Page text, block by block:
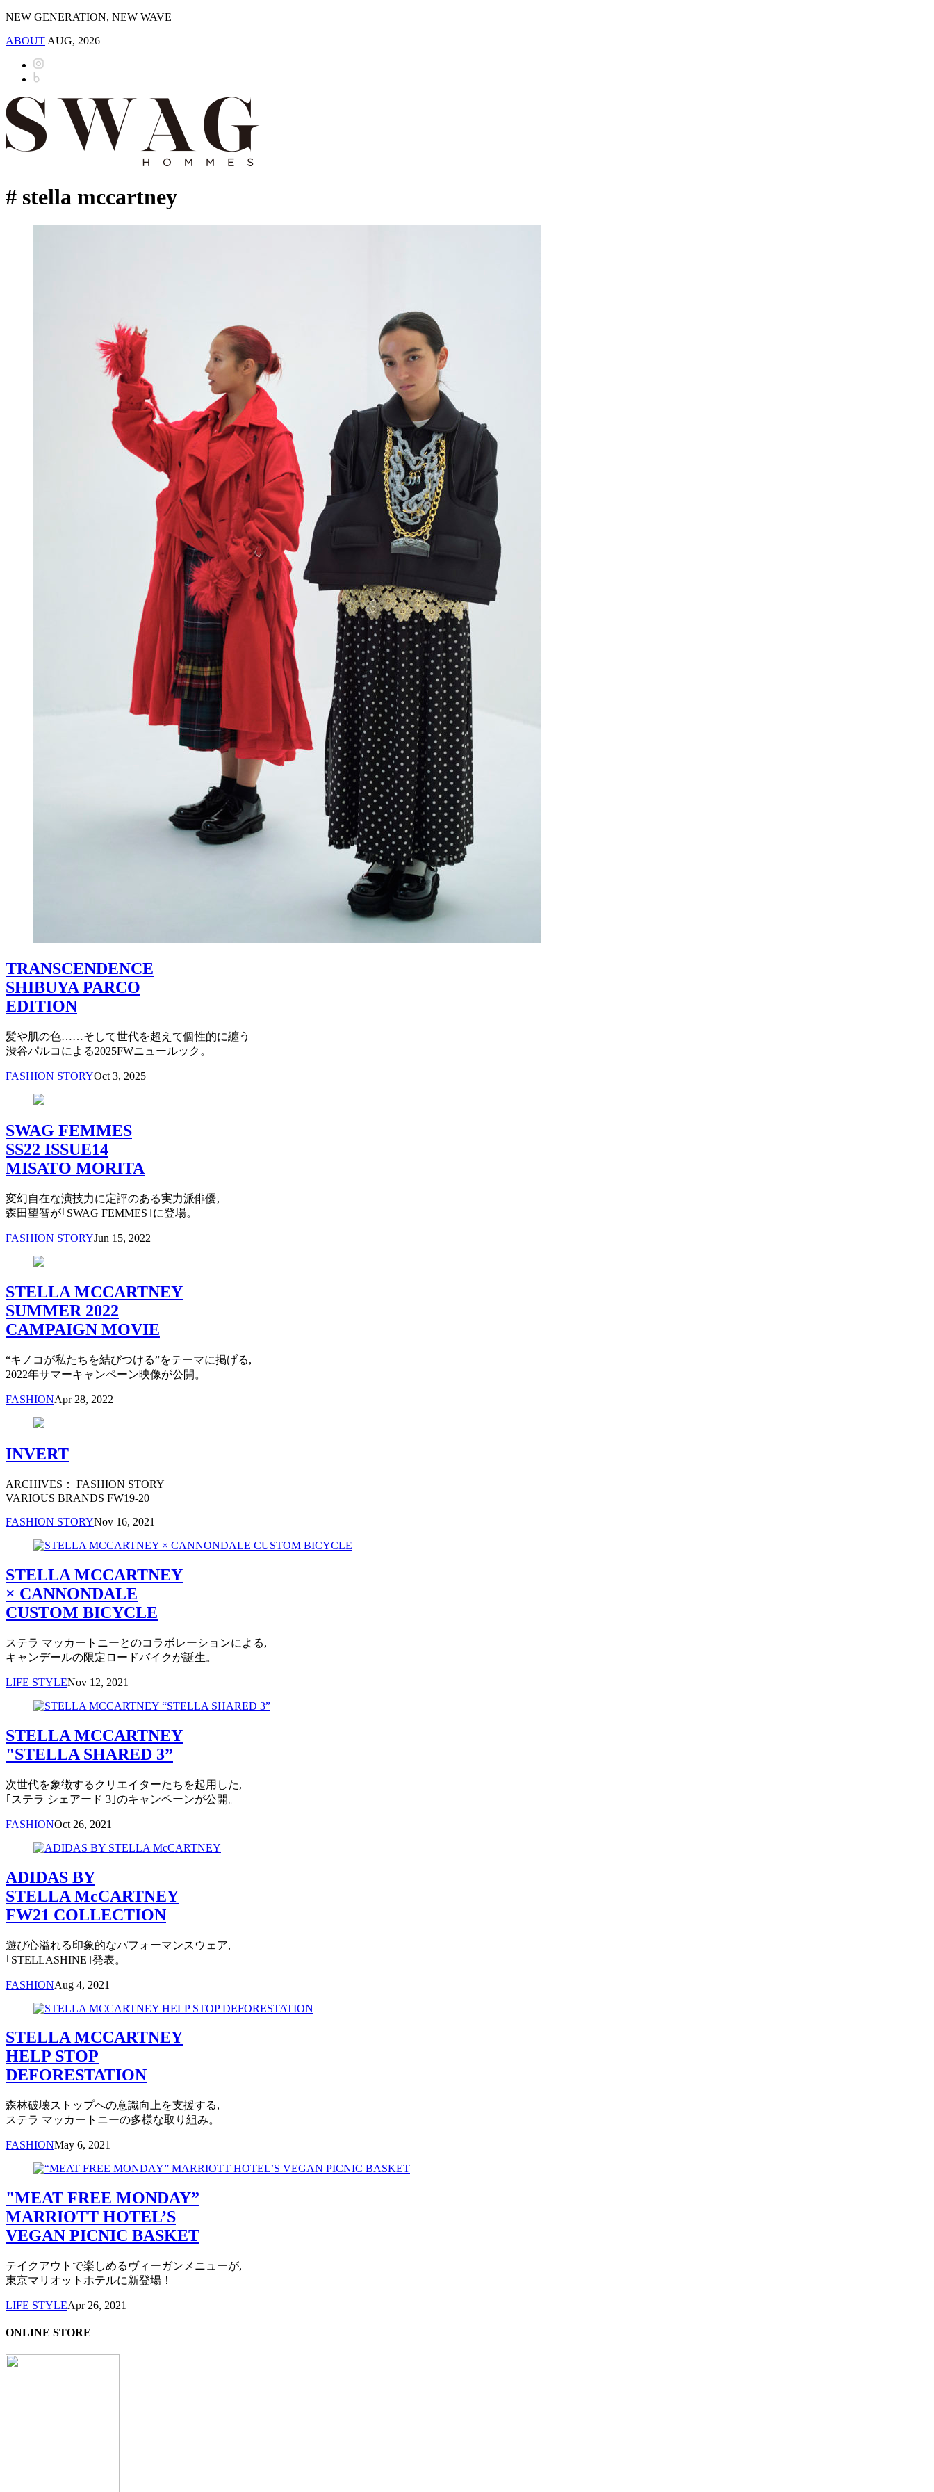
NEW GENERATION, NEW WAVE
ABOUT AUG, 2026
# stella mccartney
TRANSCENDENCE
SHIBUYA PARCO
EDITION
髪や肌の色……そして世代を超えて個性的に纏う
渋谷パルコによる2025FWニュールック。
FASHION STORYOct 3, 2025
SWAG FEMMES
SS22 ISSUE14
MISATO MORITA
変幻自在な演技力に定評のある実力派俳優,
森田望智が｢SWAG FEMMES｣に登場。
FASHION STORYJun 15, 2022
STELLA MCCARTNEY
SUMMER 2022
CAMPAIGN MOVIE
“キノコが私たちを結びつける”をテーマに掲げる,
2022年サマーキャンペーン映像が公開。
FASHIONApr 28, 2022
INVERT
ARCHIVES： FASHION STORY
VARIOUS BRANDS FW19-20
FASHION STORYNov 16, 2021
STELLA MCCARTNEY
× CANNONDALE
CUSTOM BICYCLE
ステラ マッカートニーとのコラボレーションによる,
キャンデールの限定ロードバイクが誕生。
LIFE STYLENov 12, 2021
STELLA MCCARTNEY
"STELLA SHARED 3”
次世代を象徴するクリエイターたちを起用した,
｢ステラ シェアード 3｣のキャンペーンが公開。
FASHIONOct 26, 2021
ADIDAS BY
STELLA McCARTNEY
FW21 COLLECTION
遊び心溢れる印象的なパフォーマンスウェア,
｢STELLASHINE｣発表。
FASHIONAug 4, 2021
STELLA MCCARTNEY
HELP STOP
DEFORESTATION
森林破壊ストップへの意識向上を支援する,
ステラ マッカートニーの多様な取り組み。
FASHIONMay 6, 2021
"MEAT FREE MONDAY”
MARRIOTT HOTEL’S
VEGAN PICNIC BASKET
テイクアウトで楽しめるヴィーガンメニューが,
東京マリオットホテルに新登場！
LIFE STYLEApr 26, 2021
ONLINE STORE